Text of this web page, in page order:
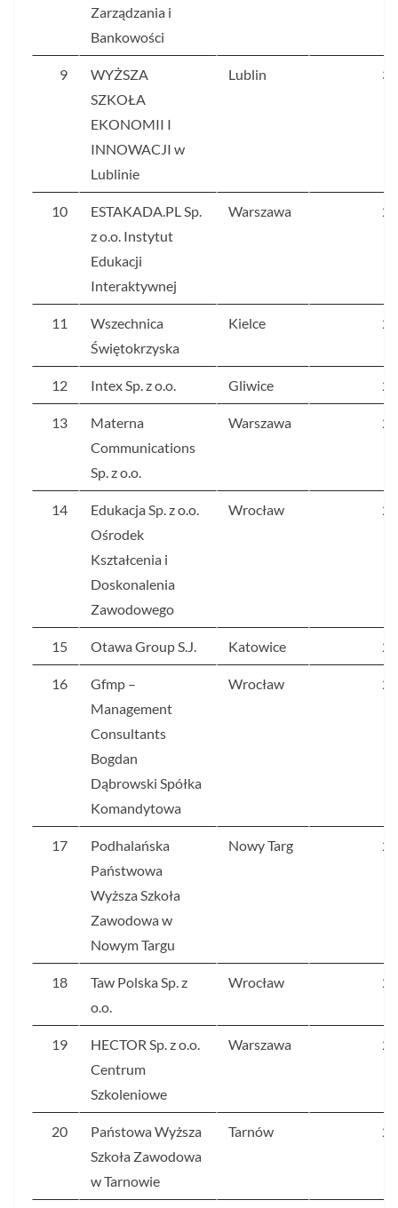
Zarządzania i
Bankowości
9
WYŻSZA
SZKOŁA
EKONOMII I
INNOWACJI w
Lublinie
Lublin 30
10
ESTAKADA.PL Sp.
z o.o. Instytut
Edukacji
Interaktywnej
Warszawa 27
11
Wszechnica
Świętokrzyska
Kielce 26
12 Intex Sp. z o.o. Gliwice 26
13
Materna
Communications
Sp. z o.o.
Warszawa 26
14
Edukacja Sp. z o.o.
Ośrodek
Kształcenia i
Doskonalenia
Zawodowego
Wrocław 24
15 Otawa Group S.J. Katowice 24
16
Gfmp –
Management
Consultants
Bogdan
Dąbrowski Spółka
Komandytowa
Wrocław 23
17
Podhalańska
Państwowa
Wyższa Szkoła
Zawodowa w
Nowym Targu
Nowy Targ 22
18
Taw Polska Sp. z
o.o.
Wrocław 21
19
HECTOR Sp. z o.o.
Centrum
Szkoleniowe
Warszawa 21
20
Państowa Wyższa
Szkoła Zawodowa
w Tarnowie
Tarnów 21